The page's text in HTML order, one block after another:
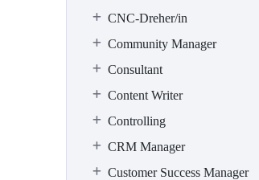
CNC-Dreher/in
Community Manager
Consultant
Content Writer
Controlling
CRM Manager
Customer Success Manager